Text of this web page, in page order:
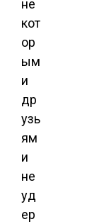
не
кот
ор
ым
и
др
узь
ям
и
не
уд
ер